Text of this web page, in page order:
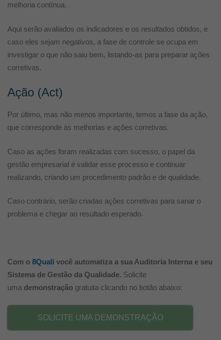
melhoria contínua.
Aqui serão avaliados os indicadores e os resultados obtidos, e
caso eles sejam negativos, a fase de controle se ocupa em
investigar o que não saiu bem, listando-as para preparar ações
corretivas.
Ação (Act)
Por último, mas não menos importante, temos a fase da ação,
que corresponde às melhorias e ações corretivas.
Caso as ações foram realizadas com sucesso, o papel da
gestão empresarial é validar esse processo e continuar
realizando, criando um procedimento padrão e de qualidade.
Caso contrário, serão criadas ações corretivas para sanar o
problema e chegar ao resultado esperado.
Com o 8Quali você automatiza a sua Auditoria Interna e seu
Sistema de Gestão da Qualidade. Solicite
uma demonstração gratuita clicando no botão abaixo:
SOLICITE UMA DEMONSTRAÇÃO